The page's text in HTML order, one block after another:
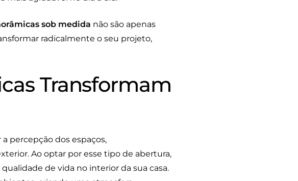
sob medida não são apenas
radicalmente o seu projeto,
Transformam
percepção dos espaços,
Ao optar por esse tipo de abertura,
de vida no interior da sua casa.